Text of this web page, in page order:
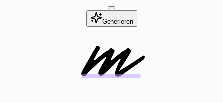
Generieren